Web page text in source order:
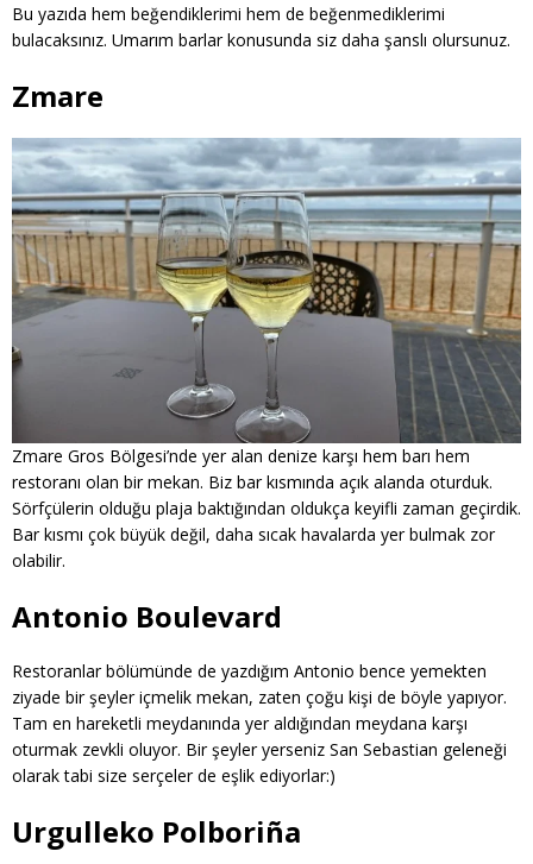
Bu yazıda hem beğendiklerimi hem de beğenmediklerimi
bulacaksınız. Umarım barlar konusunda siz daha şanslı olursunuz.
Zmare
Zmare Gros Bölgesi’nde yer alan denize karşı hem barı hem
restoranı olan bir mekan. Biz bar kısmında açık alanda oturduk.
Sörfçülerin olduğu plaja baktığından oldukça keyifli zaman geçirdik.
Bar kısmı çok büyük değil, daha sıcak havalarda yer bulmak zor
olabilir.
Antonio Boulevard
Restoranlar bölümünde de yazdığım Antonio bence yemekten
ziyade bir şeyler içmelik mekan, zaten çoğu kişi de böyle yapıyor.
Tam en hareketli meydanında yer aldığından meydana karşı
oturmak zevkli oluyor. Bir şeyler yerseniz San Sebastian geleneği
olarak tabi size serçeler de eşlik ediyorlar:)
Urgulleko Polboriña